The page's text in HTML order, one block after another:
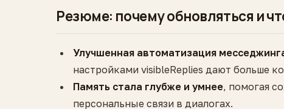
Резюме: почему обновляться и
Улучшенная автоматизация
настройками visibleReplies дают больше
Память стала глубже и умнее, помогая
персональные связи в диалогах.